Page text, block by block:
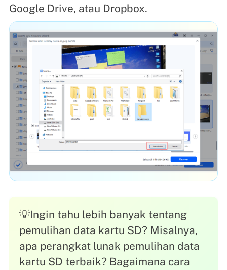
Google Drive, atau Dropbox.
💡Ingin tahu lebih banyak tentang
pemulihan data kartu SD? Misalnya,
apa perangkat lunak pemulihan data
kartu SD terbaik? Bagaimana cara